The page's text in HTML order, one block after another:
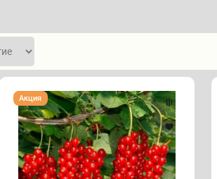
Смородина
"РОВАДА"
Акция